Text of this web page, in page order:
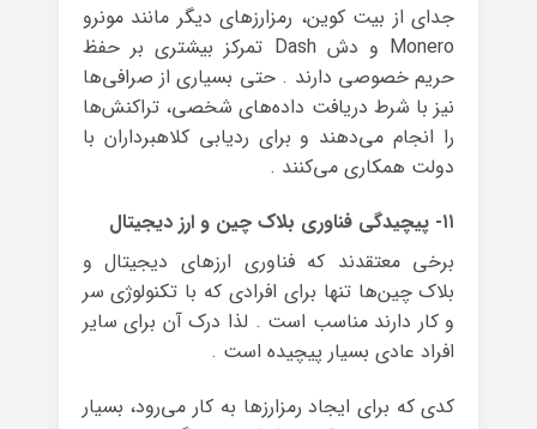
جدای از بیت کوین، رمزارزهای دیگر مانند مونرو
Monero و دش Dash تمرکز بیشتری بر حفظ
حریم خصوصی دارند . حتی بسیاری از صرافی‌ها
نیز با شرط دریافت داده‌های شخصی، تراکنش‌ها
را انجام می‌دهند و برای ردیابی کلاهبرداران با
دولت همکاری می‌کنند .
۱۱- پیچیدگی فناوری بلاک چین و ارز دیجیتال
برخی معتقدند که فناوری ارزهای دیجیتال و
بلاک چین‌ها تنها برای افرادی که با تکنولوژی سر
و کار دارند مناسب است . لذا درک آن برای سایر
افراد عادی بسیار پیچیده است .
کدی که برای ایجاد رمزارزها به کار می‌رود، بسیار